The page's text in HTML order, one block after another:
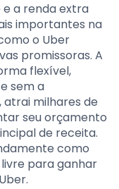
e a renda extra
importantes na
o Uber
promissoras. A
flexível,
sem a
atrai milhares de
seu orçamento
de receita.
como
para ganhar